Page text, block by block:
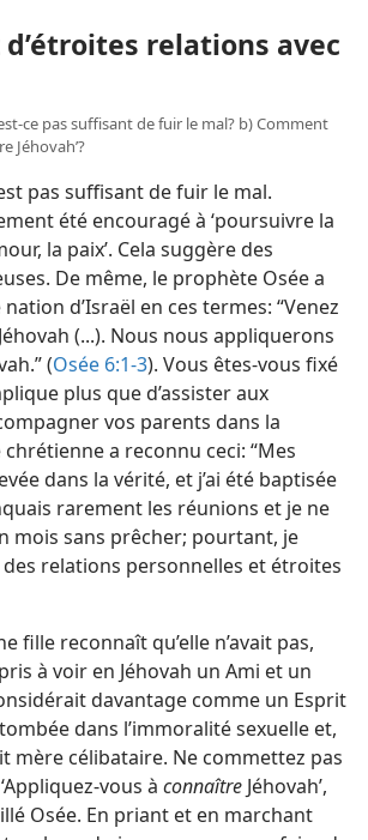
d’étroites relations avec
​ce pas suffisant de fuir le mal? b) Comment
Jéhovah’?
pas suffisant de fuir le mal.
été encouragé à ‘poursuivre la
la paix’. Cela suggère des
De même, le prophète Osée a
d’Israël en ces termes: “Venez
(...). Nous nous appliquerons
(Osée 6:1-3). Vous êtes-​vous fixé
plus que d’assister aux
vos parents dans la
a reconnu ceci: “Mes
dans la vérité, et j’ai été baptisée
rarement les réunions et je ne
mois sans prêcher; pourtant, je
des relations personnelles et étroites
fille reconnaît qu’elle n’avait pas,
à voir en Jéhovah un Ami et un
davantage comme un Esprit
dans l’immoralité sexuelle et,
mère célibataire. Ne commettez pas
​vous à connaître Jéhovah’,
Osée. En priant et en marchant